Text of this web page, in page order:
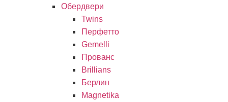
Обердвери
Twins
Перфетто
Gemelli
Прованс
Brillians
Берлин
Magnetika